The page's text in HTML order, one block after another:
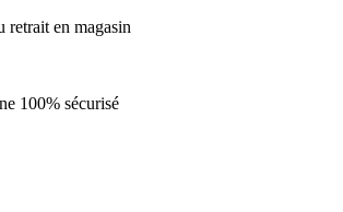
retrait en magasin
100% sécurisé